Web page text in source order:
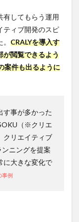
有してもらう運用
ティブ開発のスピ
CRALYを導入す
が閲覧できるよう
案件も出るように
す事が多かった
（※クリエ
クリエイティブ
ニングを提案
に大きな変化で
事例